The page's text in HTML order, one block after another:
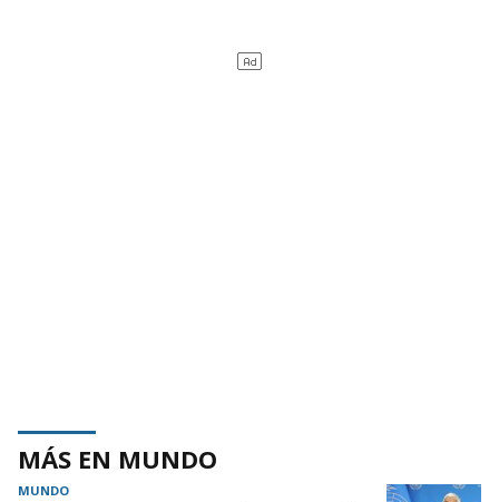
MÁS EN MUNDO
MUNDO